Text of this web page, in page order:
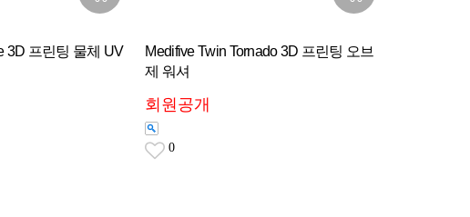
3D 프린팅 물체 UV
Medifive Twin Tornado 3D 프린팅 오브
제 워셔
회원공개
0